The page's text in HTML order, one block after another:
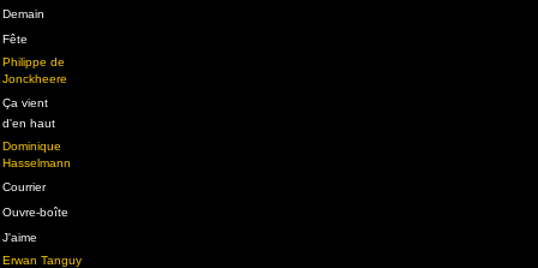
Demain
Fête
Philippe de
Jonckheere
Ça vient
d'en haut
Dominique
Hasselmann
Courrier
Ouvre-boîte
J'aime
Erwan Tanguy